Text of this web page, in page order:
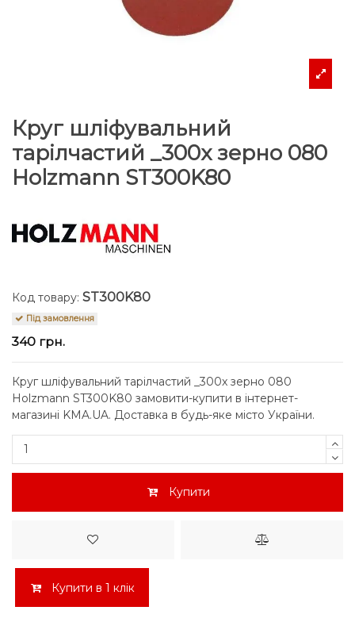
Круг шліфувальний
тарілчастий _300x зерно 080
Holzmann ST300K80
Код товару: ST300K80
Під замовлення
340 грн.
Круг шліфувальний тарілчастий _300x зерно 080
Holzmann ST300K80 замовити-купити в інтернет-
магазині KMA.UA. Доставка в будь-яке місто України.
Купити
Купити в 1 клік